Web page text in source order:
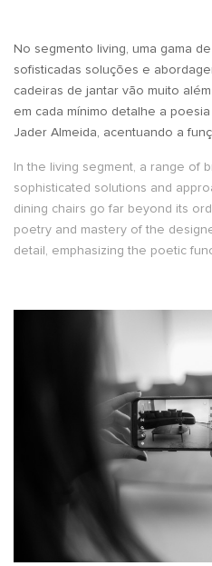
No segmento living, uma gama
sofisticadas soluções e
cadeiras de jantar vão muito
em cada mínimo detalhe a
Jader Almeida, acentuando a
In the living segment, a range of
sophisticated solutions and
dining chairs go far beyond its
poetry and mastery of the
detail, emphasizing the poetic